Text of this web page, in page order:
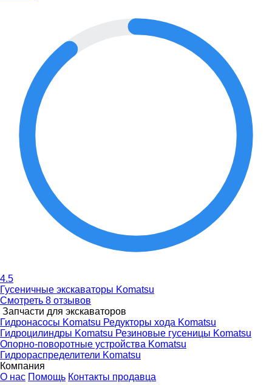
4.5
Гусеничные экскаваторы Komatsu
Смотреть 8 отзывов
Запчасти для экскаваторов
Гидронасосы Komatsu Редукторы хода Komatsu
Гидроцилиндры Komatsu Резиновые гусеницы Komatsu
Опорно-поворотные устройства Komatsu
Гидрораспределители Komatsu
Компания
О нас Помощь Контакты продавца